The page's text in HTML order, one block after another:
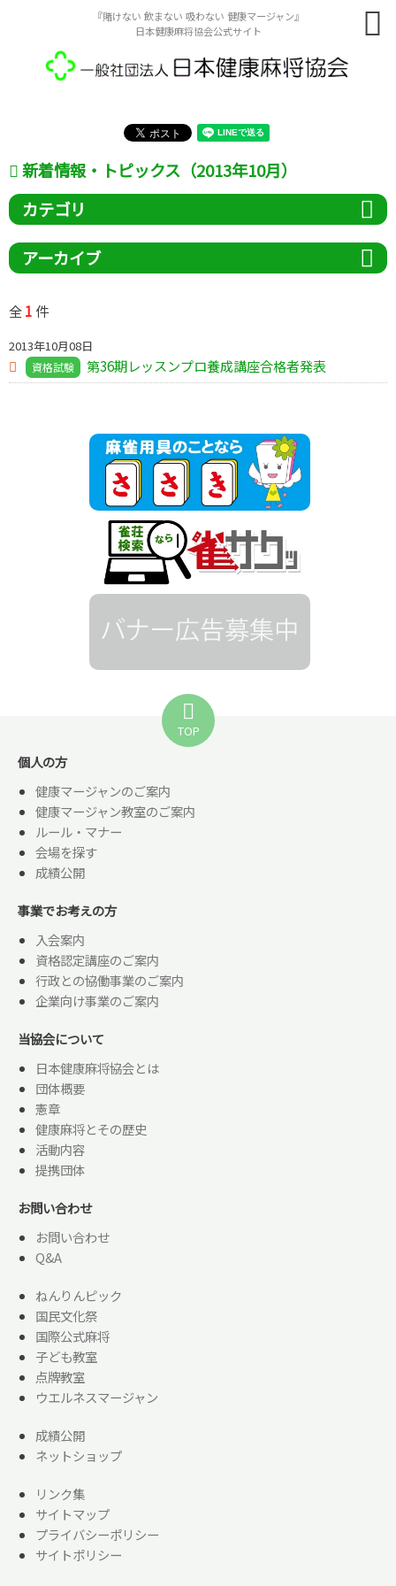
『賭けない 飲まない 吸わない 健康マージャン』
日本健康麻将協会公式サイト
新着情報・トピックス（2013年10月）
カテゴリ
アーカイブ
全1 件
2013年10月08日
資格試験 第36期レッスンプロ養成講座合格者発表
TOP
個人の方
健康マージャンのご案内
健康マージャン教室のご案内
ルール・マナー
会場を探す
成績公開
事業でお考えの方
入会案内
資格認定講座のご案内
行政との協働事業のご案内
企業向け事業のご案内
当協会について
日本健康麻将協会とは
団体概要
憲章
健康麻将とその歴史
活動内容
提携団体
お問い合わせ
お問い合わせ
Q&A
ねんりんピック
国民文化祭
国際公式麻将
子ども教室
点牌教室
ウエルネスマージャン
成績公開
ネットショップ
リンク集
サイトマップ
プライバシーポリシー
サイトポリシー